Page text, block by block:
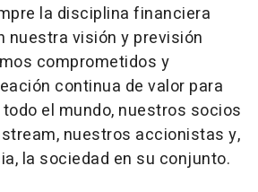
la disciplina financiera
nuestra visión y previsión
comprometidos y
continua de valor para
el mundo, nuestros socios
nuestros accionistas y,
la sociedad en su conjunto.